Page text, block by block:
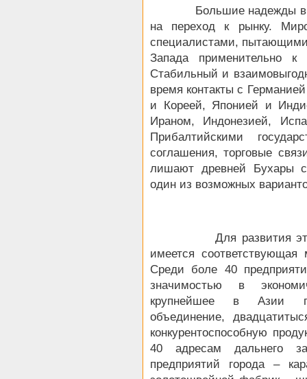
Большие надежды в
на переход к рынку.
специалистами,
Запада применительно к
Стабильный и
время контакты с
и Кореей, Японией и
Ираном, Индонезией,
Прибалтийскими
соглашения, торговые
лишают древней Бухары
один из возможных
Для развития этого
имеется соответствующая
Среди боле 40
значимостью в
крупнейшее в Азии
объединение,
конкурентоспособную
40 адресам дальнего
предприятий города –